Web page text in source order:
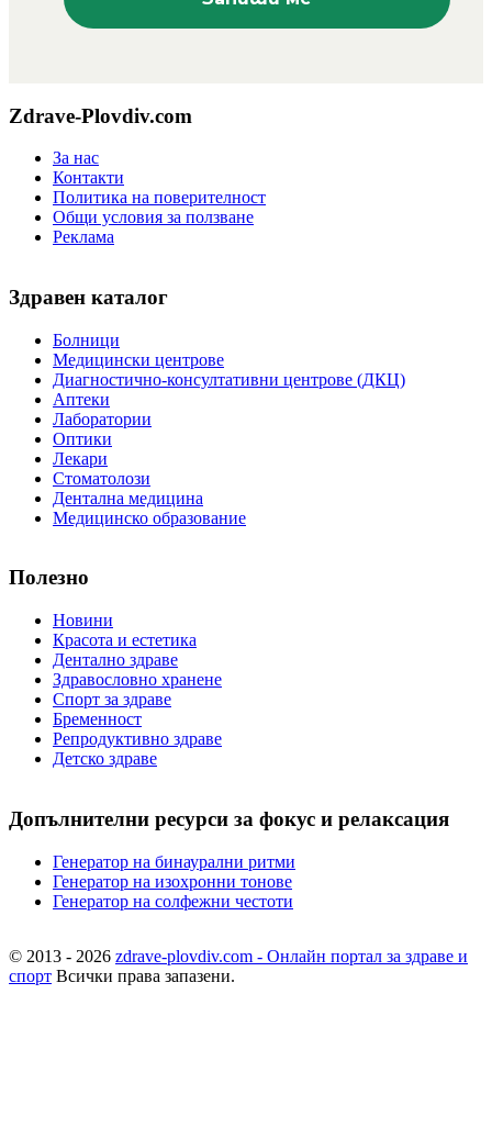
Zdrave-Plovdiv.com
За нас
Контакти
Политика на поверителност
Общи условия за ползване
Реклама
Здравен каталог
Болници
Медицински центрове
Диагностично-консултативни центрове (ДКЦ)
Аптеки
Лаборатории
Оптики
Лекари
Стоматолози
Дентална медицина
Медицинско образование
Полезно
Новини
Красота и естетика
Дентално здраве
Здравословно хранене
Спорт за здраве
Бременност
Репродуктивно здраве
Детско здраве
Допълнителни ресурси за фокус и релаксация
Генератор на бинаурални ритми
Генератор на изохронни тонове
Генератор на солфежни честоти
© 2013 - 2026 zdrave-plovdiv.com - Онлайн портал за здраве и
спорт Всички права запазени.